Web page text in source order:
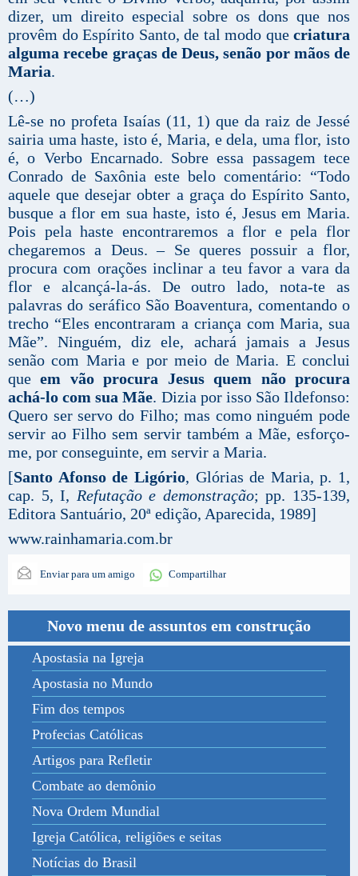
dizer, um direito especial sobre os dons que nos
provêm do Espírito Santo, de tal modo que criatura
alguma recebe graças de Deus, senão por mãos de
Maria.
(…)
Lê-se no profeta Isaías (11, 1) que da raiz de Jessé
sairia uma haste, isto é, Maria, e dela, uma flor, isto
é, o Verbo Encarnado. Sobre essa passagem tece
Conrado de Saxônia este belo comentário: “Todo
aquele que desejar obter a graça do Espírito Santo,
busque a flor em sua haste, isto é, Jesus em Maria.
Pois pela haste encontraremos a flor e pela flor
chegaremos a Deus. – Se queres possuir a flor,
procura com orações inclinar a teu favor a vara da
flor e alcançá-la-ás. De outro lado, nota-te as
palavras do seráfico São Boaventura, comentando o
trecho “Eles encontraram a criança com Maria, sua
Mãe”. Ninguém, diz ele, achará jamais a Jesus
senão com Maria e por meio de Maria. E conclui
queem vão procura Jesus quem não procura
achá-lo com sua Mãe. Dizia por isso São Ildefonso:
Quero ser servo do Filho; mas como ninguém pode
servir ao Filho sem servir também a Mãe, esforço-
me, por conseguinte, em servir a Maria.
[Santo Afonso de Ligório, Glórias de Maria, p. 1,
cap. 5, I, Refutação e demonstração; pp. 135-139,
Editora Santuário, 20ª edição, Aparecida, 1989]
www.rainhamaria.com.br
Enviar para um amigo Compartilhar
Novo menu de assuntos em construção
Apostasia na Igreja
Apostasia no Mundo
Fim dos tempos
Profecias Católicas
Artigos para Refletir
Combate ao demônio
Nova Ordem Mundial
Igreja Católica, religiões e seitas
Notícias do Brasil